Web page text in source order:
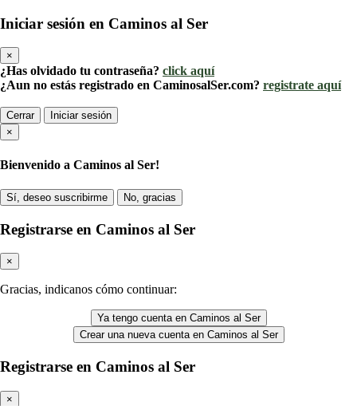
Iniciar sesión en Caminos al Ser
×
¿Has olvidado tu contraseña? click aquí
¿Aun no estás registrado en CaminosalSer.com? registrate aquí
Cerrar
Iniciar sesión
×
Bienvenido a Caminos al Ser!
Sí, deseo suscribirme No, gracias
Registrarse en Caminos al Ser
×
Gracias, indicanos cómo continuar:
Ya tengo cuenta en Caminos al Ser
Crear una nueva cuenta en Caminos al Ser
Registrarse en Caminos al Ser
×